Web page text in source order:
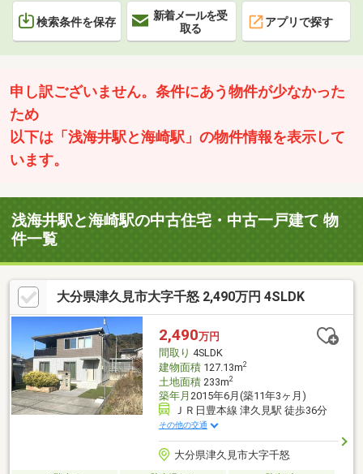
検索条件を保存
新着メールを受
取る
アプリで探す
申し訳ございません。条件にあう物件が少なかった
ため
以下は「浅海井駅と海崎駅」の物件情報を表示して
います。
浅海井駅と海崎駅の中古住宅・中古一戸建て 物
件一覧
大分県津久見市大字千怒 2,490万円 4SLDK
2,490万円
間取り 4SLDK
建物面積127.13m2
土地面積233m2
築年月 2015年6月(築11年3ヶ月)
ＪＲ日豊本線 津久見駅 徒歩36分
その他の交通
大分県津久見市大字千怒